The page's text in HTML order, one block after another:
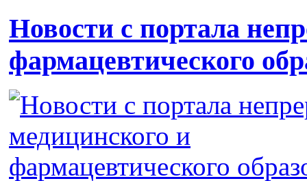
Новости с портала
фармацевтического